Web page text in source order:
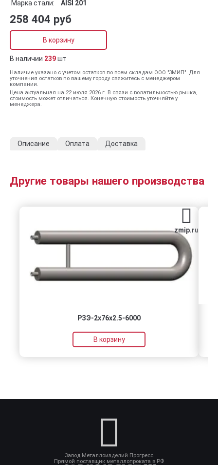
Марка стали:
AISI 201
258 404 руб
В корзину
В наличии 239шт
Наличие указано с учетом остатков по всем складам ООО "ЗМИП". Для
уточнения остатков по вашему городу свяжитесь с менеджером
компании.
Цена актуальная на 22 июля 2026 г. В связи с волатильностью рынка,
стоимость может отличаться. Конечную стоимость уточняйте у
менеджера.
Описание Оплата Доставка
Другие товары нашего производства
zmip.ru
РЗЭ-2x76x2.5-6000
В корзину
Завод Металлоизделий Прогресс
Прямой поставщик металлопроката в РФ